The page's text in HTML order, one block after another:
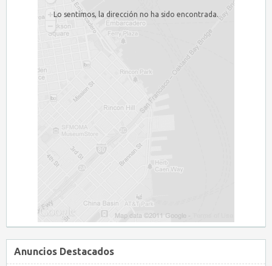
Lo sentimos, la dirección no ha sido encontrada.
Anuncios Destacados